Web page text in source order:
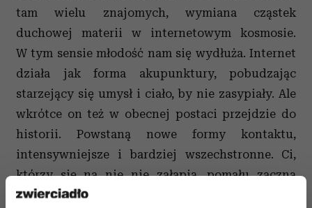
tam wielu znajomych, wymiana cząstek
duchowej materii w internetowym kosmosie.
W tym sensie młodość nam się wydłuża. Internet
działa jak forma akupunktury, pobudzając
starzejący się umysł i ciało, by nie zasypiały. Ale
wkrótce on też w obecnej postaci przejdzie do
historii. Powstaną nowe formy kontaktu,
intensywniejsze i bardziej wszechstronne. Ci,
którzy się na nie nie załapią, pomału zaczną
odpadać, by stoczyć się w starość.